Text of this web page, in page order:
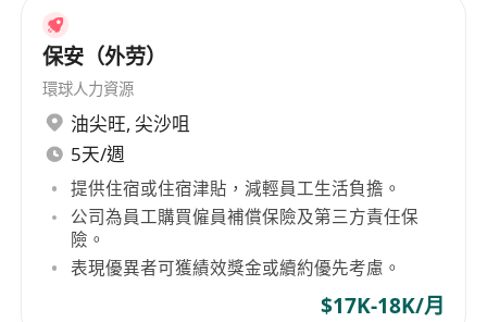
等多種類型，展現了其在物業及設施管理方面的豐
富經驗和專業能力。 Hong Yip Service Co. Ltd.,
established in 1967, is a wholly owned
subsidiary of New World Development
Company Limited, focusing on property and
facilities management services. Since its
inception, the company has been renowned for
its professional property management services,
which were formally acquired by New World
Development in 1973, further solidifying its
leadership position in the industry. Hong Yip
保安（外劳）
環球人力資源
油尖旺, 尖沙咀
5天/週
提供住宿或住宿津貼，減輕員工生活負擔。
公司為員工購買僱員補償保險及第三方責任保
險。
表現優異者可獲績效獎金或續約優先考慮。
$17K-18K/月